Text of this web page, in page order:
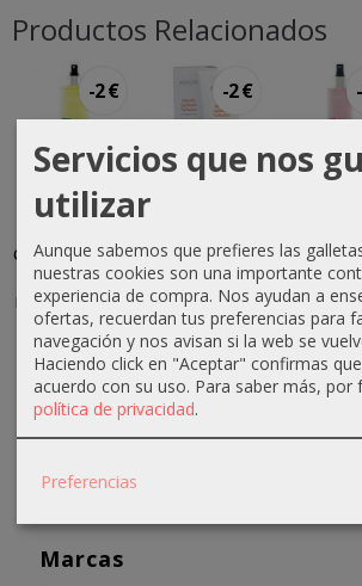
Marcas
Productos Relacionados
-2 €
Loción
cutis secos
y
normales...
11,30 €
13,30 €
-2 €
purificadora...
22,32 €
24,32 €
Servicios que nos
utilizar
Aunque sabemos que prefieres las
nuestras cookies son una importante
experiencia de compra. Nos ayudan a
ofertas, recuerdan tus preferencias para
navegación y nos avisan si la web se
Haciendo click en "Aceptar" confirmas
acuerdo con su uso. Para saber más, por
política de privacidad.
Preferencias